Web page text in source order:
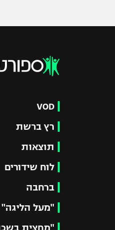
VOD
רץ ברשת
תוצאות
לוח שידורים
ברחבה
"מעל
"מחצית